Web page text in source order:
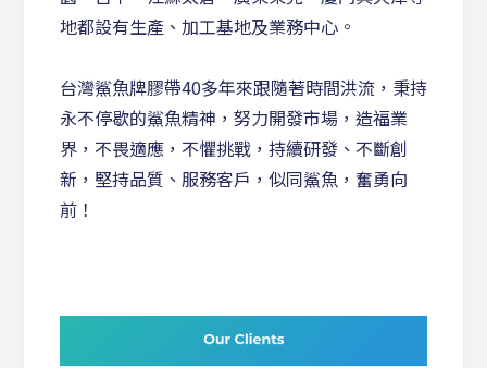
地都設有生產、加工基地及業務中心。
台灣鯊魚牌膠帶40多年來跟隨著時間洪流，秉持
永不停歇的鯊魚精神，努力開發市場，造福業
界，不畏適應，不懼挑戰，持續研發、不斷創
新，堅持品質、服務客戶，似同鯊魚，奮勇向
前！